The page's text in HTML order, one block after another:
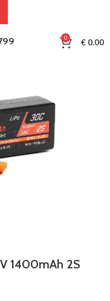
0 €0.00
1400mAh 2S